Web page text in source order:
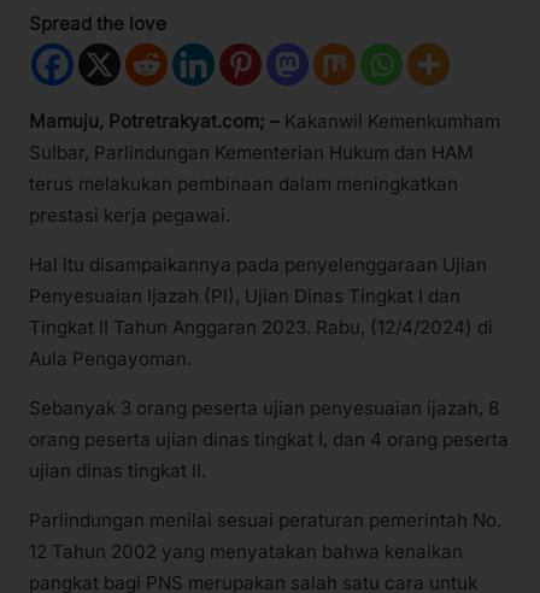
Spread the love
Mamuju, Potretrakyat.com; – Kakanwil Kemenkumham
Sulbar, Parlindungan Kementerian Hukum dan HAM
terus melakukan pembinaan dalam meningkatkan
prestasi kerja pegawai.
Hal itu disampaikannya pada penyelenggaraan Ujian
Penyesuaian Ijazah (PI), Ujian Dinas Tingkat I dan
Tingkat II Tahun Anggaran 2023. Rabu, (12/4/2024) di
Aula Pengayoman.
Sebanyak 3 orang peserta ujian penyesuaian ijazah, 8
orang peserta ujian dinas tingkat I, dan 4 orang peserta
ujian dinas tingkat II.
Parlindungan menilai sesuai peraturan pemerintah No.
12 Tahun 2002 yang menyatakan bahwa kenaikan
pangkat bagi PNS merupakan salah satu cara untuk